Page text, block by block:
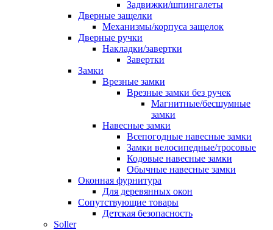
Задвижки/шпингалеты
Дверные защелки
Механизмы/корпуса защелок
Дверные ручки
Накладки/завертки
Завертки
Замки
Врезные замки
Врезные замки без ручек
Магнитные/бесшумные
замки
Навесные замки
Всепогодные навесные замки
Замки велосипедные/тросовые
Кодовые навесные замки
Обычные навесные замки
Оконная фурнитура
Для деревянных окон
Сопутствующие товары
Детская безопасность
Soller